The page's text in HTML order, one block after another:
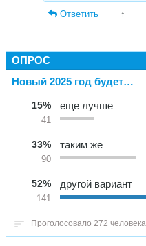
Ответить ↑
ОПРОС
Новый 2025 год будет…
15%
41
еще лучше
33%
90
таким же
52%
141
другой вариант
Проголосовало 272 человека